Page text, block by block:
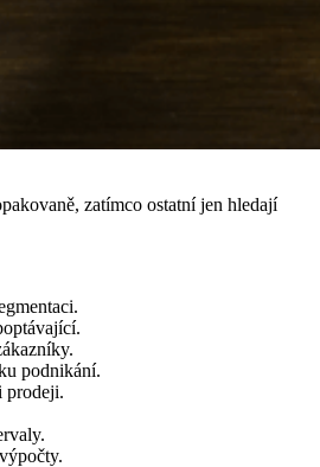
zatímco ostatní jen hledají
podnikání.
prodeji.